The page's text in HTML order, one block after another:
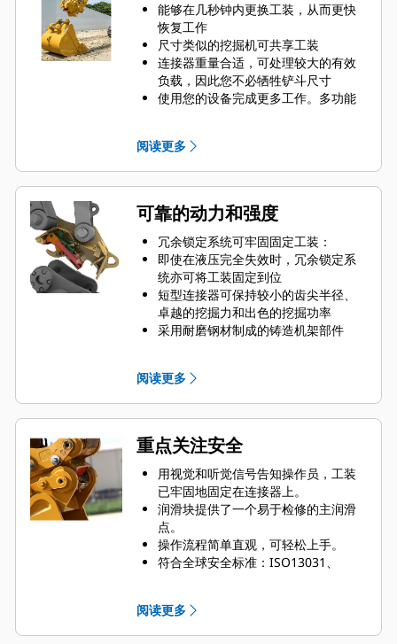
能够在几秒钟内更换工装，从而更快
恢复工作
尺寸类似的挖掘机可共享工装
连接器重量合适，可处理较大的有效
负载，因此您不必牺牲铲斗尺寸
使用您的设备完成更多工作。多功能
功能。
提供适用于特定连接器尺寸的多种挖
渠宽度：
抓销式性能铲斗 – 凹销可进一步减小
齿尖半径
反向连接铲斗以便清理和整理角落
阅读更多
可靠的动力和强度
冗余锁定系统可牢固固定工装：
即使在液压完全失效时，冗余锁定系
统亦可将工装固定到位
短型连接器可保持较小的齿尖半径、
卓越的挖掘力和出色的挖掘功率
采用耐磨钢材制成的铸造机架部件
负载稳定。
阅读更多
重点关注安全
用视觉和听觉信号告知操作员，工装
已牢固地固定在连接器上。
润滑块提供了一个易于检修的主润滑
点。
操作流程简单直观，可轻松上手。
符合全球安全标准：ISO13031、
件，简化了现场保养并提高了可靠
性。
阅读更多